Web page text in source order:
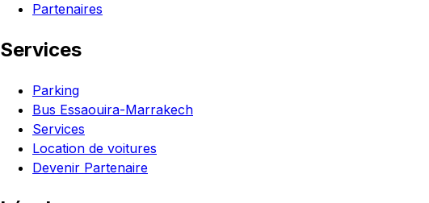
Partenaires
Services
Parking
Bus Essaouira-Marrakech
Services
Location de voitures
Devenir Partenaire